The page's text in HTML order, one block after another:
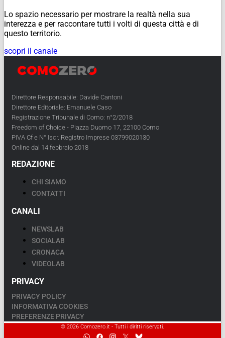
Lo spazio necessario per mostrare la realtà nella sua
interezza e per raccontare tutti i volti di questa città e di
questo territorio.
scopri il canale
Direttore Responsabile: Davide Cantoni
Direttore Editoriale: Emanuele Caso
Registrazione Tribunale di Como: n°2/2018
Freedom of Choice - Piazza Duomo 17, 22100 Como
PIVA Cf e N° Iscr. Registro Imprese 03799020130
Online dal 14 febbraio 2018
REDAZIONE
CHI SIAMO
CONTATTI
CANALI
NEWSLAB
SOCIALAB
CRONACA
VIDEOLAB
PRIVACY
PRIVACY POLICY
INFORMATIVA COOKIES
PREFERENZE PRIVACY
© 2026 Comozero.it - Tutti i diritti riservati.